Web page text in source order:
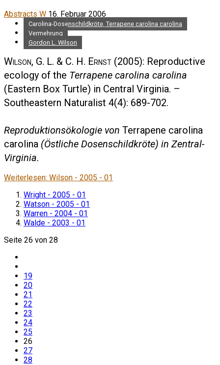
Abstracts W 16. Februar 2006
Carolina-Dosenschildkröte, Terrapene carolina carolina
Vermehrung
Gordon L. Wilson
Wilson, G. L. & C. H. Ernst (2005): Reproductive
ecology of the Terrapene carolina carolina
(Eastern Box Turtle) in Central Virginia. –
Southeastern Naturalist 4(4): 689-702.
Reproduktionsökologie von Terrapene carolina
carolina (Östliche Dosenschildkröte) in Zentral-
Virginia.
Weiterlesen: Wilson - 2005 - 01
Wright - 2005 - 01
Watson - 2005 - 01
Warren - 2004 - 01
Walde - 2003 - 01
Seite 26 von 28
19
20
21
22
23
24
25
26
27
28